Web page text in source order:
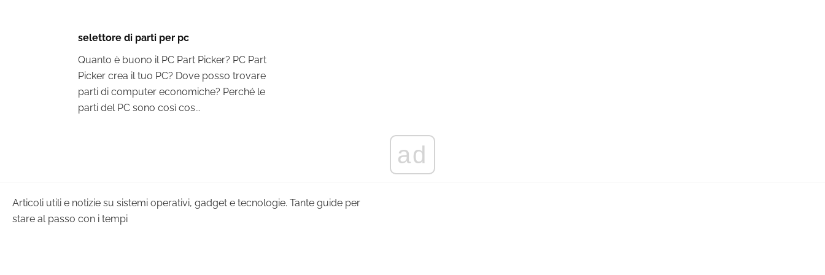
selettore di parti per pc
Quanto è buono il PC Part Picker? PC Part
Picker crea il tuo PC? Dove posso trovare
parti di computer economiche? Perché le
parti del PC sono così cos...
ad
Articoli utili e notizie su sistemi operativi, gadget e tecnologie. Tante guide per
stare al passo con i tempi